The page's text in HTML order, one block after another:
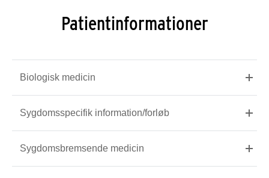
Patientinformationer
Biologisk medicin
Sygdomsspecifik information/forløb
Sygdomsbremsende medicin